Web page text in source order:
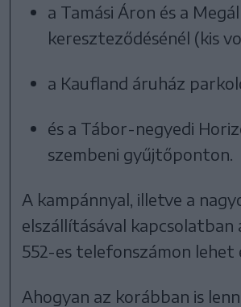
a Tamási Áron és a
kereszteződésénél (kis
a Kaufland áruház
és a Tábor-negyedi
szembeni gyűjtőponton.
A kampánnyal, illetve a
elszállításával kapcsolatban
552-es telefonszámon lehet
Ahogyan az korábban is